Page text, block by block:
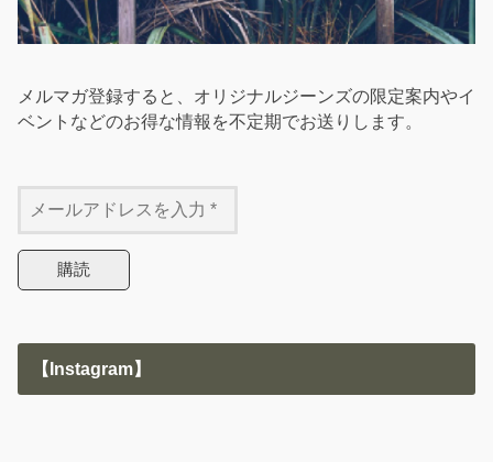
メルマガ登録すると、オリジナルジーンズの限定案内やイ
ベントなどのお得な情報を不定期でお送りします。
【Instagram】